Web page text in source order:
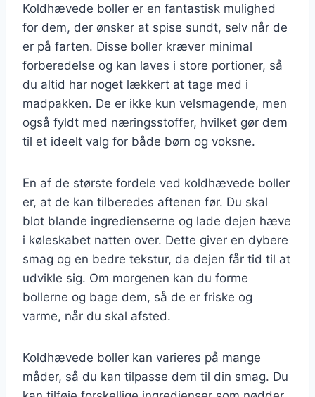
Koldhævede boller er en fantastisk mulighed
for dem, der ønsker at spise sundt, selv når de
er på farten. Disse boller kræver minimal
forberedelse og kan laves i store portioner, så
du altid har noget lækkert at tage med i
madpakken. De er ikke kun velsmagende, men
også fyldt med næringsstoffer, hvilket gør dem
til et ideelt valg for både børn og voksne.
En af de største fordele ved koldhævede boller
er, at de kan tilberedes aftenen før. Du skal
blot blande ingredienserne og lade dejen hæve
i køleskabet natten over. Dette giver en dybere
smag og en bedre tekstur, da dejen får tid til at
udvikle sig. Om morgenen kan du forme
bollerne og bage dem, så de er friske og
varme, når du skal afsted.
Koldhævede boller kan varieres på mange
måder, så du kan tilpasse dem til din smag. Du